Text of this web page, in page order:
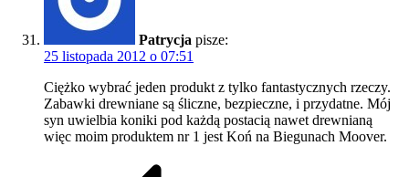
Patrycja pisze:
25 listopada 2012 o 07:51
Ciężko wybrać jeden produkt z tylko fantastycznych rzeczy.
Zabawki drewniane są śliczne, bezpieczne, i przydatne. Mój
syn uwielbia koniki pod każdą postacią nawet drewnianą
więc moim produktem nr 1 jest Koń na Biegunach Moover.